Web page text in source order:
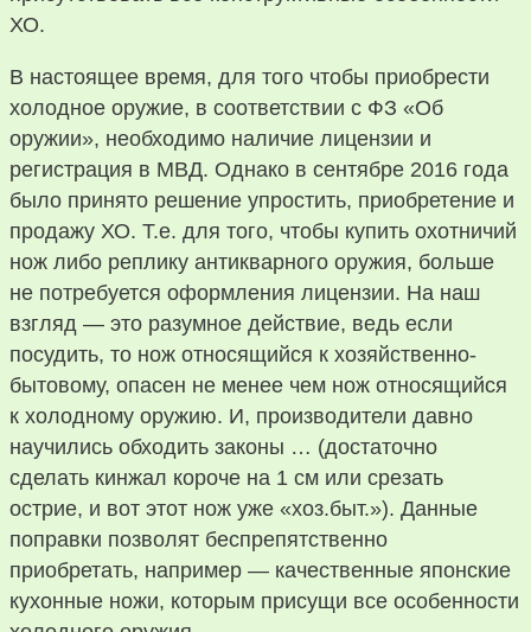
ХО.
В настоящее время, для того чтобы приобрести
холодное оружие, в соответствии с ФЗ «Об
оружии», необходимо наличие лицензии и
регистрация в МВД. Однако в сентябре 2016 года
было принято решение упростить, приобретение и
продажу ХО. Т.е. для того, чтобы купить охотничий
нож либо реплику антикварного оружия, больше
не потребуется оформления лицензии. На наш
взгляд — это разумное действие, ведь если
посудить, то нож относящийся к хозяйственно-
бытовому, опасен не менее чем нож относящийся
к холодному оружию. И, производители давно
научились обходить законы … (достаточно
сделать кинжал короче на 1 см или срезать
острие, и вот этот нож уже «хоз.быт.»). Данные
поправки позволят беспрепятственно
приобретать, например — качественные японские
кухонные ножи, которым присущи все особенности